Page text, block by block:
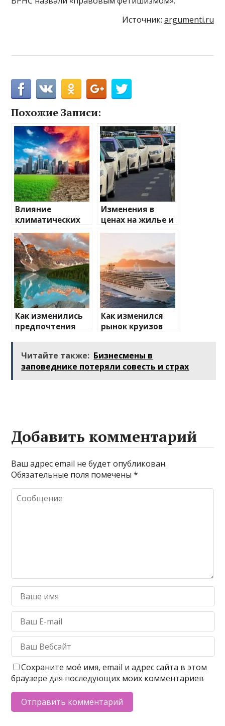
Источник: argumenti.ru
Похожие Записи:
Влияние
климатических
изменений на
туристические
направления
Изменения в
ценах на жилье и
транспорт: что
Как изменились
предпочтения
Как изменился
рынок круизов
Читайте также: Бизнесмены в
заповеднике потеряли совесть и страх
Добавить комментарий
Ваш адрес email не будет опубликован.
Обязательные поля помечены*
Сохраните моё имя, email и адрес сайта в этом
браузере для последующих моих комментариев